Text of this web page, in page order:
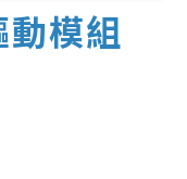
模組